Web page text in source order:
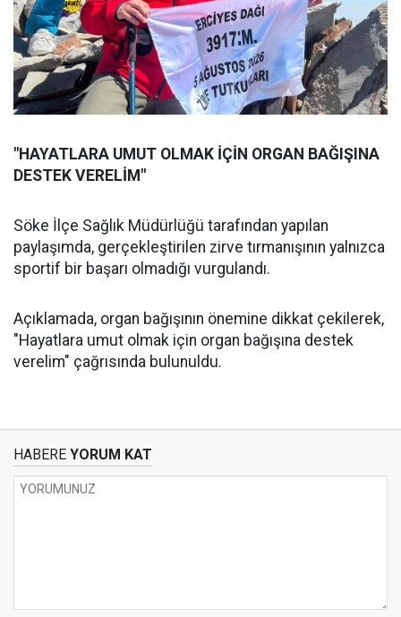
"HAYATLARA UMUT OLMAK İÇİN ORGAN BAĞIŞINA
DESTEK VERELİM"
Söke İlçe Sağlık Müdürlüğü tarafından yapılan
paylaşımda, gerçekleştirilen zirve tırmanışının yalnızca
sportif bir başarı olmadığı vurgulandı.
Açıklamada, organ bağışının önemine dikkat çekilerek,
"Hayatlara umut olmak için organ bağışına destek
verelim" çağrısında bulunuldu.
HABERE YORUM KAT